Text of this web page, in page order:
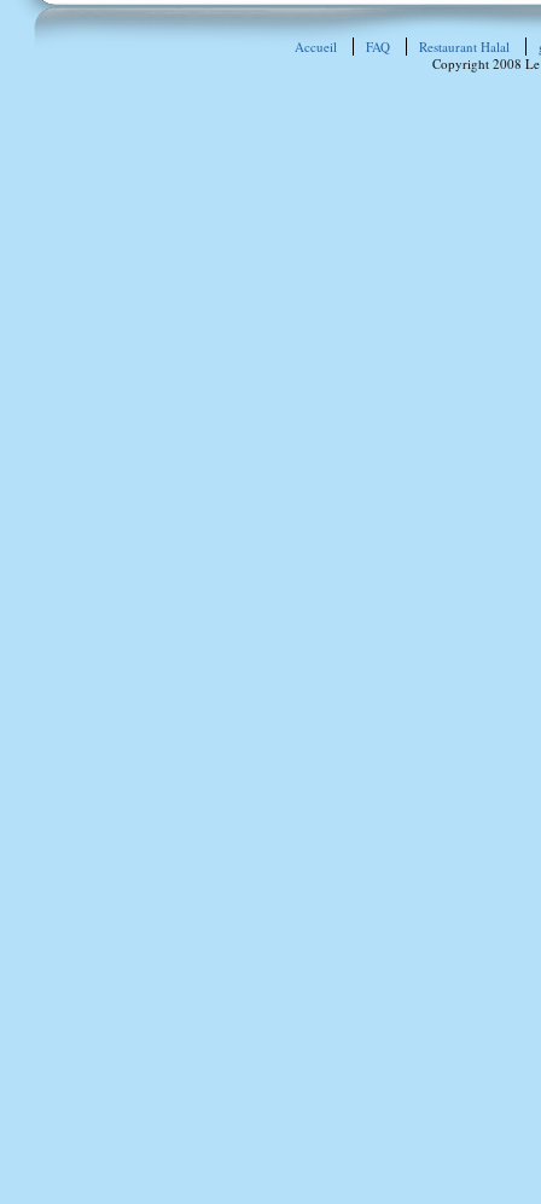
Accueil FAQ Restaurant Halal
Copyright 2008